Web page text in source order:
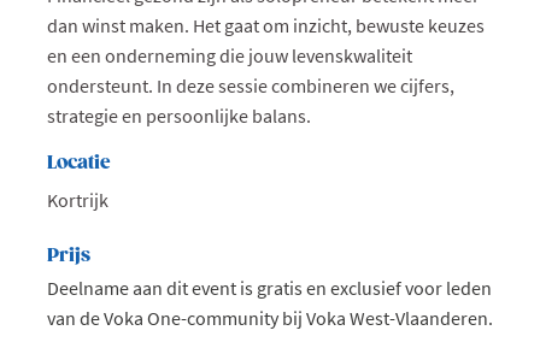
dan winst maken. Het gaat om inzicht, bewuste keuzes
en een onderneming die jouw levenskwaliteit
ondersteunt. In deze sessie combineren we cijfers,
strategie en persoonlijke balans.
Locatie
Kortrijk
Prijs
Deelname aan dit event is gratis en exclusief voor leden
van de Voka One-community bij Voka West-Vlaanderen.